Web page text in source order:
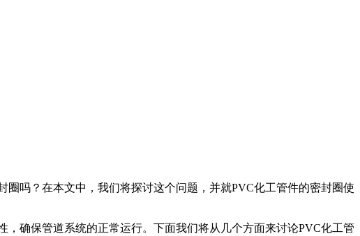
吗？在本文中，我们将探讨这个问题，并就PVC化工管件的密封圈使
确保管道系统的正常运行。下面我们将从几个方面来讨论PVC化工管